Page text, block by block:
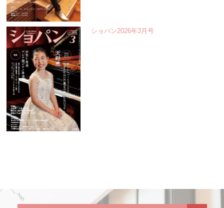
ショパン2026年3月号